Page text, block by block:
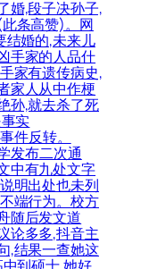
婚,段子决孙子,
条高赞)。网
结婚的,未来儿
手家的人品什
家有遗传病史,
家人从中作梗
孙,就去杀了死
实
件反转。
发布二次通
中有九处文字
明出处也未列
端行为。校方
随后发文道
论多多,抖音主
,结果一查她这
到硕士,她好